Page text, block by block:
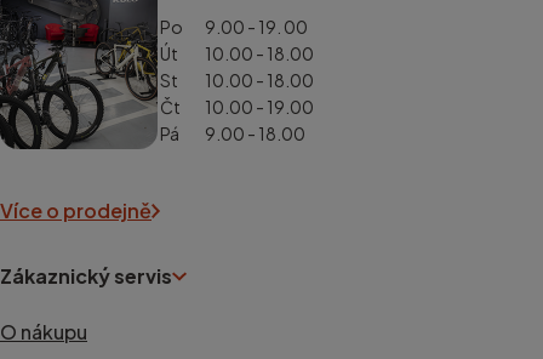
Po
9.00 - 19. 00
Út
10.00 - 18.00
St
10.00 - 18.00
Čt
10.00 - 19.00
Pá
9.00 - 18.00
Více o prodejně
Zákaznický servis
O nákupu